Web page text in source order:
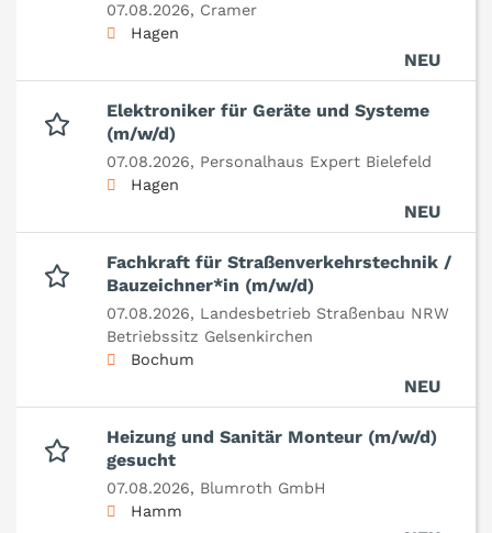
07.08.2026, Cramer
Hagen
NEU
Elektroniker für Geräte und Systeme
(m/w/d)
07.08.2026, Personalhaus Expert Bielefeld
Hagen
NEU
Fachkraft für Straßenverkehrstechnik /
Bauzeichner*in (m/w/d)
07.08.2026, Landesbetrieb Straßenbau NRW
Betriebssitz Gelsenkirchen
Bochum
NEU
Heizung und Sanitär Monteur (m/w/d)
gesucht
07.08.2026, Blumroth GmbH
Hamm